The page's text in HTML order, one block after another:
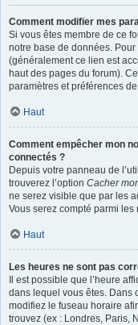
Comment modifier mes
Si vous êtes membre de ce
notre base de données.
(généralement ce lien est
haut des pages du forum).
paramètres et préférences
Haut
Comment empêcher mon
connectés ?
Depuis votre panneau de
trouverez l’option Cacher
ne serez visible que par les
Vous serez compté parmi
Haut
Les heures ne sont pas
Il est possible que l’heure
dans lequel vous êtes. Dans
modifiez le fuseau horaire
trouvez (ex : Londres, Paris,